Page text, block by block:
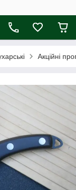
Акційні